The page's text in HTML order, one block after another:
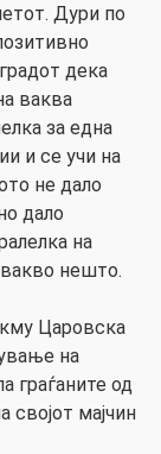
Дури по
дека
ваква
за една
и се учи на
не дало
дало
на
вакво нешто.
Царовска
на
граѓаните од
својот мајчин